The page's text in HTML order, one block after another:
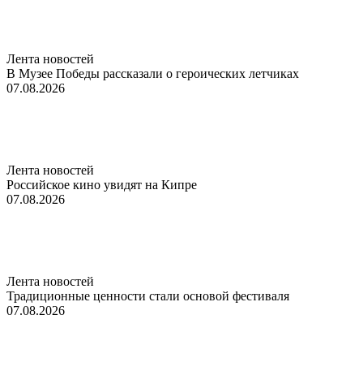
Лента новостей
В Музее Победы рассказали о героических летчиках
07.08.2026
Лента новостей
Российское кино увидят на Кипре
07.08.2026
Лента новостей
Традиционные ценности стали основой фестиваля
07.08.2026